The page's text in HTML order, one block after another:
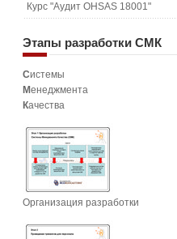
Курс "Аудит OHSAS 18001"
Этапы разработки СМК
Системы
Менеджмента
Качества
Организация разработки